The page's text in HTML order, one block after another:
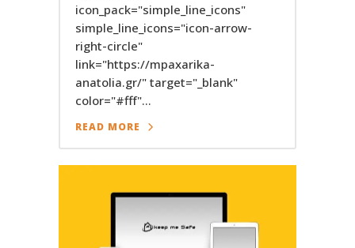
icon_pack="simple_line_icons"
simple_line_icons="icon-arrow-
right-circle"
link="https://mpaxarika-
anatolia.gr/" target="_blank"
color="#fff"...
READ MORE